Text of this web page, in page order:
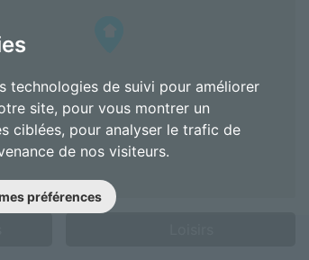
technologies de suivi pour améliorer
site, pour vous montrer un
ciblées, pour analyser le trafic de
de nos visiteurs.
préférences